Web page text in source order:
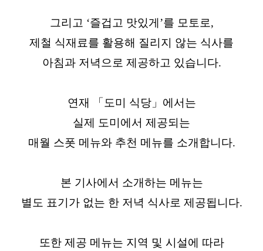
그리고 ‘즐겁고 맛있게’를 모토로,
제철 식재료를 활용해 질리지 않는 식사를
아침과 저녁으로 제공하고 있습니다.
연재 「도미 식당」에서는
실제 도미에서 제공되는
매월 스폿 메뉴와 추천 메뉴를 소개합니다.
본 기사에서 소개하는 메뉴는
별도 표기가 없는 한 저녁 식사로 제공됩니다.
또한 제공 메뉴는 지역 및 시설에 따라